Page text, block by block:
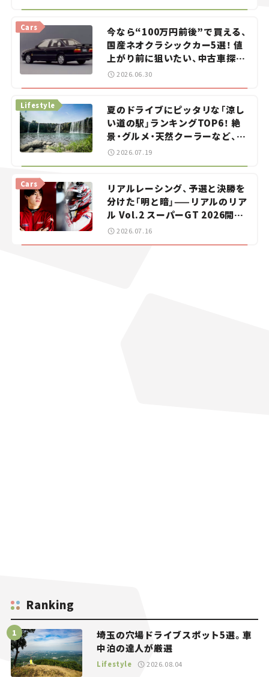
今なら“100万円前後”で買える、
国産ネオクラシックカー5選！ 値
上がり前に狙いたい、中古車探し
をお手伝い――ちょっとイケてるマ
Cars
2026.06.30
夏のドライブにピッタリな「涼し
い道の駅」ランキングTOP6！ 絶
景・グルメ・天然クーラーなど、避
暑におすすめのスポットを紹介
【道の駅マニアの推し駅ガイド】
Lifestyle
2026.07.19
リアルレーシング、予選と決勝を
分けた「明と暗」——リアルのリア
ル Vol.2 スーパーGT 2026開幕
戦 岡山国際サーキット
Cars
2026.07.16
Ranking
埼玉の穴場ドライブスポット5選。車
中泊の達人が厳選
Lifestyle 2026.08.04